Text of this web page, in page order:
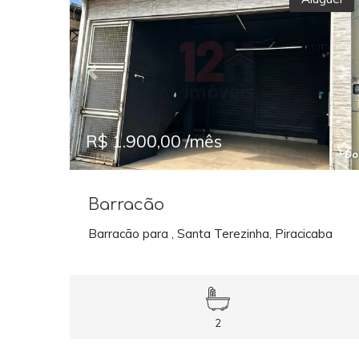
Previous
R$ 1.900,00 /mês
Barracão
Barracão para , Santa Terezinha, Piracicaba
2